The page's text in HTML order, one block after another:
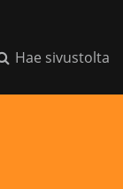
Hae sivustolta